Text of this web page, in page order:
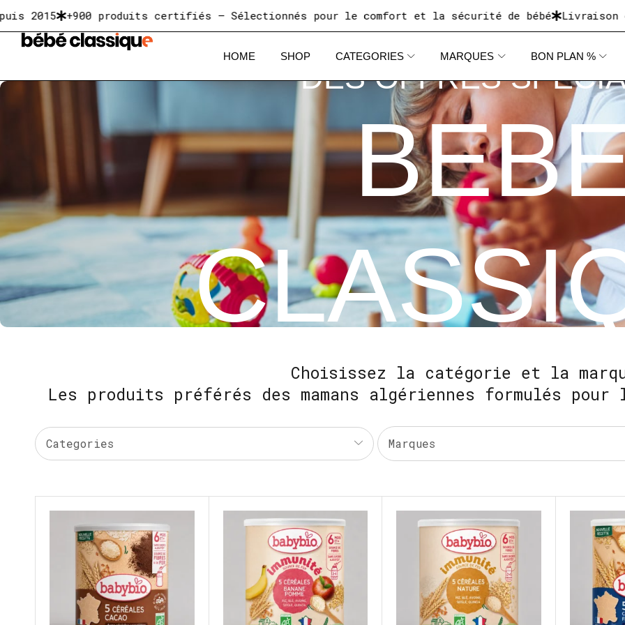
+900 produits certifiés — Sélectionnés pour le comfort et la sécurité de bébé Livraison
HOME SHOP CATEGORIES MARQUES BON PLAN %
DES OFFRES
Choisissez la catégorie et la
Les produits préférés des mamans algériennes formulés
Categories Marques